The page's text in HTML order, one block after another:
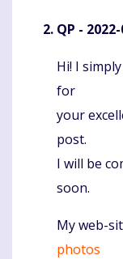
QP -
Hi! I
for
your
post.
I will be
soon.
My web-
photos